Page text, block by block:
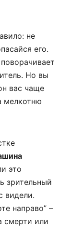
не
его.
Но вы
вас чаще
мелкотню
это
зрительный
видели.
направо” –
смерти или